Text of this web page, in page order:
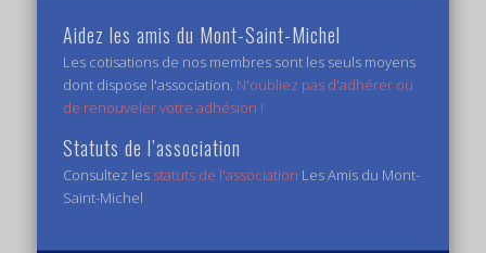
Aidez les amis du Mont-Saint-Michel
Les cotisations de nos membres sont les seuls moyens
dont dispose l'association. N'oubliez pas d'adhérer ou
de renouveler votre adhésion !
Statuts de l’association
Consultez les statuts de l'association Les Amis du Mont-
Saint-Michel